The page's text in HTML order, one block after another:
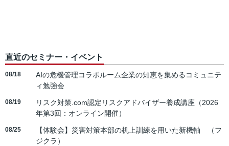
直近のセミナー・イベント
08/18
AIの危機管理コラボルーム企業の知恵を集めるコミュニテ
ィ勉強会
08/19
リスク対策.com認定リスクアドバイザー養成講座（2026
年第3回：オンライン開催）
08/25
【体験会】災害対策本部の机上訓練を用いた新機軸 （フ
ジクラ）